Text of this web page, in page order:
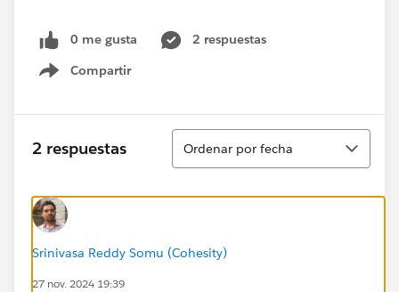
0 me gusta
2 respuestas
Compartir
Show menu
2 respuestas
Ordenar
Ordenar por fecha
Srinivasa Reddy Somu (Cohesity)
27 nov. 2024 19:39